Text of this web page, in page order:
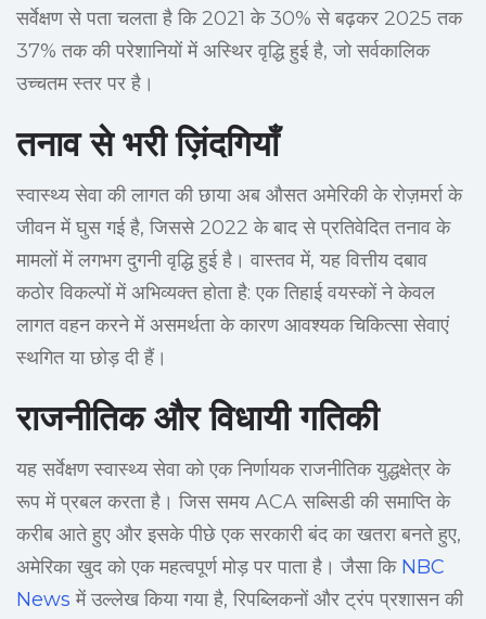
सर्वेक्षण से पता चलता है कि 2021 के 30% से बढ़कर 2025 तक
37% तक की परेशानियों में अस्थिर वृद्धि हुई है, जो सर्वकालिक
उच्चतम स्तर पर है।
तनाव से भरी ज़िंदगियाँ
स्वास्थ्य सेवा की लागत की छाया अब औसत अमेरिकी के रोज़मर्रा के
जीवन में घुस गई है, जिससे 2022 के बाद से प्रतिवेदित तनाव के
मामलों में लगभग दुगनी वृद्धि हुई है। वास्तव में, यह वित्तीय दबाव
कठोर विकल्पों में अभिव्यक्त होता है: एक तिहाई वयस्कों ने केवल
लागत वहन करने में असमर्थता के कारण आवश्यक चिकित्सा सेवाएं
स्थगित या छोड़ दी हैं।
राजनीतिक और विधायी गतिकी
यह सर्वेक्षण स्वास्थ्य सेवा को एक निर्णायक राजनीतिक युद्धक्षेत्र के
रूप में प्रबल करता है। जिस समय ACA सब्सिडी की समाप्ति के
करीब आते हुए और इसके पीछे एक सरकारी बंद का खतरा बनते हुए,
अमेरिका खुद को एक महत्वपूर्ण मोड़ पर पाता है। जैसा कि NBC
News में उल्लेख किया गया है, रिपब्लिकनों और ट्रंप प्रशासन की